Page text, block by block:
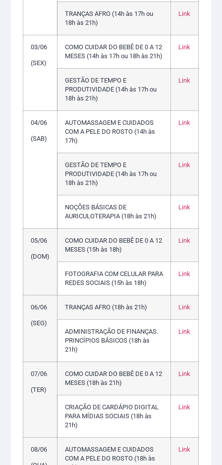
TRANÇAS AFRO (14h às 17h ou
18h às 21h)
Link
03/06
(SEX)
COMO CUIDAR DO BEBÊ DE 0 A 12
MESES (14h às 17h ou 18h às 21h)
Link
GESTÃO DE TEMPO E
PRODUTIVIDADE (14h às 17h ou
18h às 21h)
Link
04/06
(SAB)
AUTOMASSAGEM E CUIDADOS
COM A PELE DO ROSTO (14h às
17h)
Link
GESTÃO DE TEMPO E
PRODUTIVIDADE (14h às 17h ou
18h às 21h)
Link
NOÇÕES BÁSICAS DE
AURICULOTERAPIA (18h às 21h)
Link
05/06
(DOM)
COMO CUIDAR DO BEBÊ DE 0 A 12
MESES (15h às 18h)
Link
FOTOGRAFIA COM CELULAR PARA
REDES SOCIAIS (15h às 18h)
Link
06/06
(SEG)
TRANÇAS AFRO (18h às 21h) Link
ADMINISTRAÇÃO DE FINANÇAS.
PRINCÍPIOS BÁSICOS (18h às
21h)
Link
07/06
(TER)
COMO CUIDAR DO BEBÊ DE 0 A 12
MESES (18h às 21h)
Link
CRIAÇÃO DE CARDÁPIO DIGITAL
PARA MÍDIAS SOCIAIS (18h às
21h)
Link
08/06
AUTOMASSAGEM E CUIDADOS
COM A PELE DO ROSTO (18h às
Link